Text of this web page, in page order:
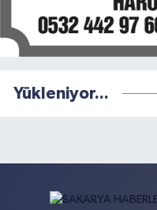
Yükleniyor...